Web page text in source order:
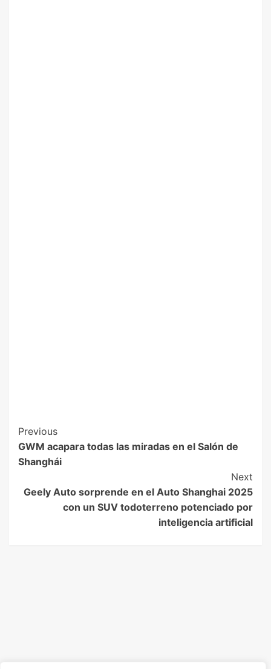
Previous
GWM acapara todas las miradas en el Salón de
Shanghái
Next
Geely Auto sorprende en el Auto Shanghai 2025
con un SUV todoterreno potenciado por
inteligencia artificial